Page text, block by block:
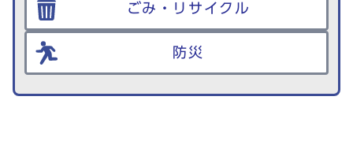
ごみ・リサイクル
防災